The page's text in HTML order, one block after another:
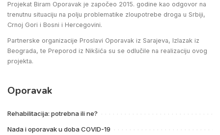
Projekat Biram Oporavak je započeo 2015. godine kao odgovor na
trenutnu situaciju na polju problematike zloupotrebe droga u Srbiji,
Crnoj Gori i Bosni i Hercegovini.
Partnerske organizacije Proslavi Oporavak iz Sarajeva, Izlazak iz
Beograda, te Preporod iz Nikšića su se odlučile na realizaciju ovog
projekta.
Oporavak
Rehabilitacija: potrebna ili ne?
Nada i oporavak u doba COVID-19